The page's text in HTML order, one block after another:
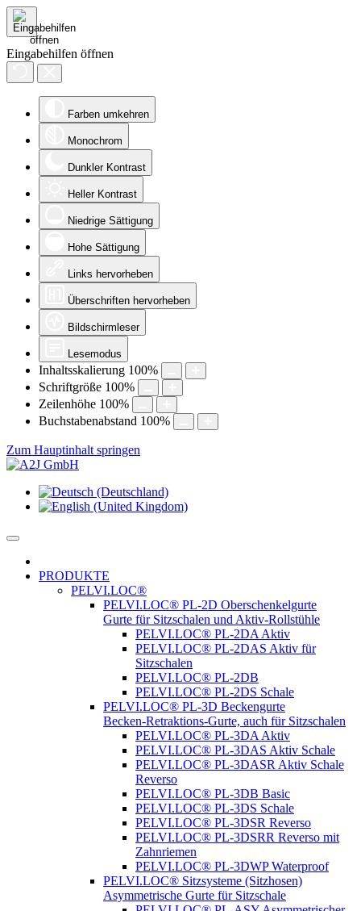
Eingabehilfen öffnen
Farben umkehren
Monochrom
Dunkler Kontrast
Heller Kontrast
Niedrige Sättigung
Hohe Sättigung
Links hervorheben
Überschriften hervorheben
Bildschirmleser
Lesemodus
Inhaltsskalierung 100%
Schriftgröße 100%
Zeilenhöhe 100%
Buchstabenabstand 100%
Zum Hauptinhalt springen
PRODUKTE
PELVI.LOC®
PELVI.LOC® PL-2D Oberschenkelgurte
Gurte für Sitzschalen und Aktiv-Rollstühle
PELVI.LOC® PL-2DA Aktiv
PELVI.LOC® PL-2DAS Aktiv für
Sitzschalen
PELVI.LOC® PL-2DB
PELVI.LOC® PL-2DS Schale
PELVI.LOC® PL-3D Beckengurte
Becken-Retraktions-Gurte, auch für Sitzschalen
PELVI.LOC® PL-3DA Aktiv
PELVI.LOC® PL-3DAS Aktiv Schale
PELVI.LOC® PL-3DASR Aktiv Schale
Reverso
PELVI.LOC® PL-3DB Basic
PELVI.LOC® PL-3DS Schale
PELVI.LOC® PL-3DSR Reverso
PELVI.LOC® PL-3DSRR Reverso mit
Zahnriemen
PELVI.LOC® PL-3DWP Waterproof
PELVI.LOC® Sitzsysteme (Sitzhosen)
Asymmetrische Gurte für Sitzschale